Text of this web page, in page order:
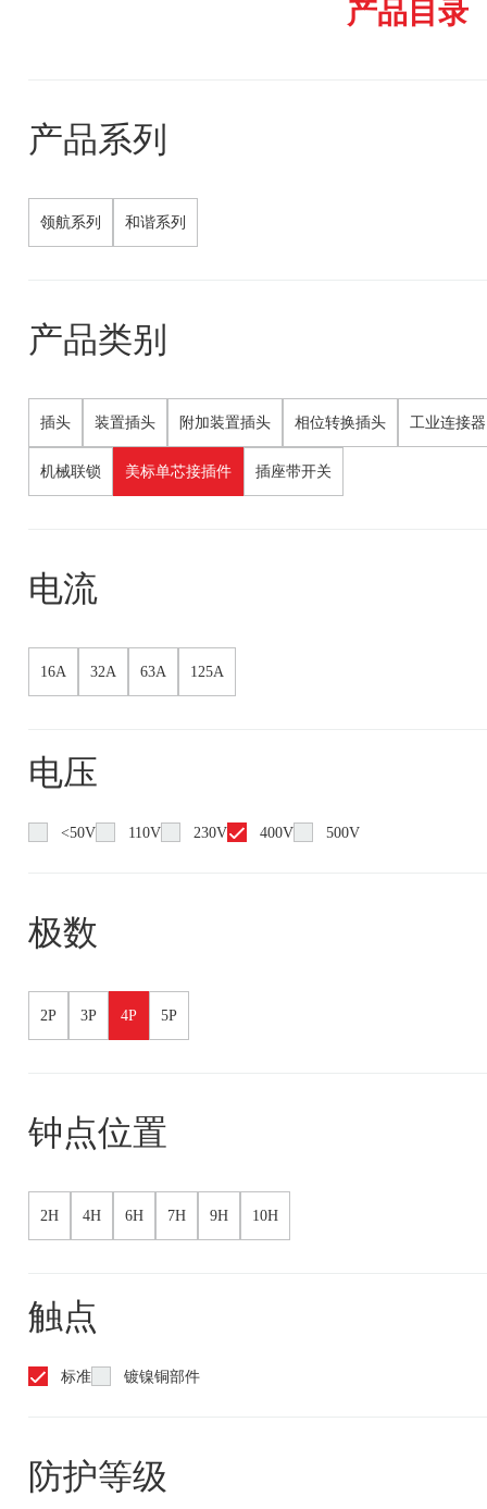
产品目录
产品系列
领航系列 和谐系列
产品类别
插头 装置插头 附加装置插头 相位转换插头 工业连接器
机械联锁 美标单芯接插件 插座带开关
电流
16A 32A 63A 125A
电压
<50V 110V 230V 400V 500V
极数
2P 3P 4P 5P
钟点位置
2H 4H 6H 7H 9H 10H
触点
标准 镀镍铜部件
防护等级